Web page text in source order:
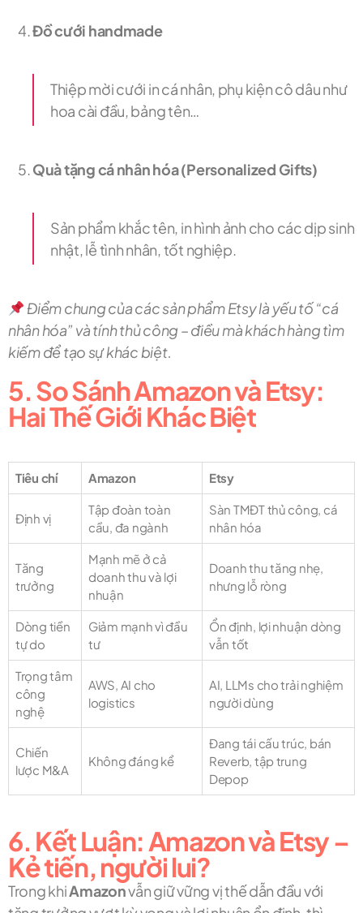
Đồ cưới handmade
Thiệp mời cưới in cá nhân, phụ kiện cô dâu như
hoa cài đầu, bảng tên…
Quà tặng cá nhân hóa (Personalized Gifts)
Sản phẩm khắc tên, in hình ảnh cho các dịp sinh
nhật, lễ tình nhân, tốt nghiệp.
Điểm chung của các sản phẩm Etsy là yếu tố “cá
nhân hóa” và tính thủ công – điều mà khách hàng tìm
kiếm để tạo sự khác biệt.
5. So Sánh Amazon và Etsy:
Hai Thế Giới Khác Biệt
Tiêu chí Amazon Etsy
Định vị
Tập đoàn toàn
cầu, đa ngành
Sàn TMĐT thủ công, cá
nhân hóa
Tăng
trưởng
Mạnh mẽ ở cả
doanh thu và lợi
nhuận
Doanh thu tăng nhẹ,
nhưng lỗ ròng
Dòng tiền
tự do
Giảm mạnh vì đầu
tư
Ổn định, lợi nhuận dòng
vẫn tốt
Trọng tâm
công
nghệ
AWS, AI cho
logistics
AI, LLMs cho trải nghiệm
người dùng
Chiến
lược M&A
Không đáng kể
Đang tái cấu trúc, bán
Reverb, tập trung
Depop
6. Kết Luận: Amazon và Etsy –
Kẻ tiến, người lui?
Trong khiAmazonvẫn giữ vững vị thế dẫn đầu với